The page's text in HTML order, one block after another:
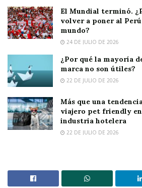
El Mundial terminó.
volver a poner al
mundo?
24 DE JULIO DE 2026
¿Por qué la mayoría
marca no son útiles?
22 DE JULIO DE 2026
Más que una
viajero pet friendly
industria hotelera
22 DE JULIO DE 2026